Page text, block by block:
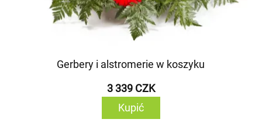
Gerbery i alstromerie w koszyku
3 339 CZK
Kupić